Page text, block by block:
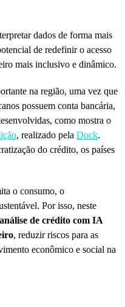
dados de forma mais
de redefinir o acesso
mais inclusivo e dinâmico.
na região, uma vez que
possuem conta bancária,
como mostra o
, realizado pela Dock.
do crédito, os países
o consumo, o
Por isso, neste
análise de crédito com IA
, reduzir riscos para as
econômico e social na